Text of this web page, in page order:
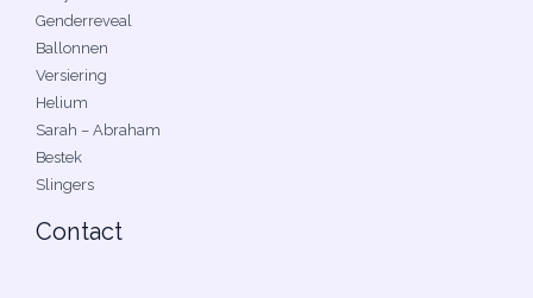
Genderreveal
Ballonnen
Versiering
Helium
Sarah – Abraham
Bestek
Slingers
Contact